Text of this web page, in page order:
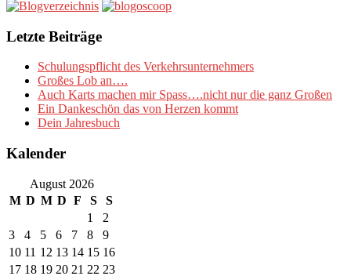
Letzte Beiträge
Schulungspflicht des Verkehrsunternehmers
Großes Lob an….
Auch Karts machen mir Spass….nicht nur die ganz Großen
Ein Dankeschön das von Herzen kommt
Dein Jahresbuch
Kalender
August 2026
M D M D F S
S
1
2
3
4 5 6 7 8
9
10 11 12 13 14 15 16
17 18 19 20 21 22 23